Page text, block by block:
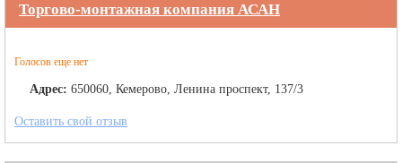
Торгово-монтажная компания АСАН
Голосов еще нет
Адрес: 650060, Кемерово, Ленина проспект, 137/3
Оставить свой отзыв